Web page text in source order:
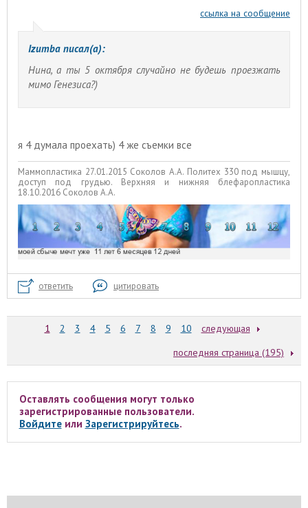
ссылка на сообщение
Izumba писал(а):
Нина, а ты 5 октября случайно не будешь проезжать
мимо Генезиса?)
я 4 думала проехать) 4 же съемки все
Маммопластика 27.01.2015 Соколов А.А. Политех 330 под мышцу,
доступ под грудью. Верхняя и нижняя блефаропластика
18.10.2016 Соколов А.А.
ответить цитировать
1 2 3 4 5 6 7 8 9 10
следующая
последняя страница (195)
Оставлять сообщения могут только
зарегистрированные пользователи.
Войдитеили Зарегистрируйтесь.